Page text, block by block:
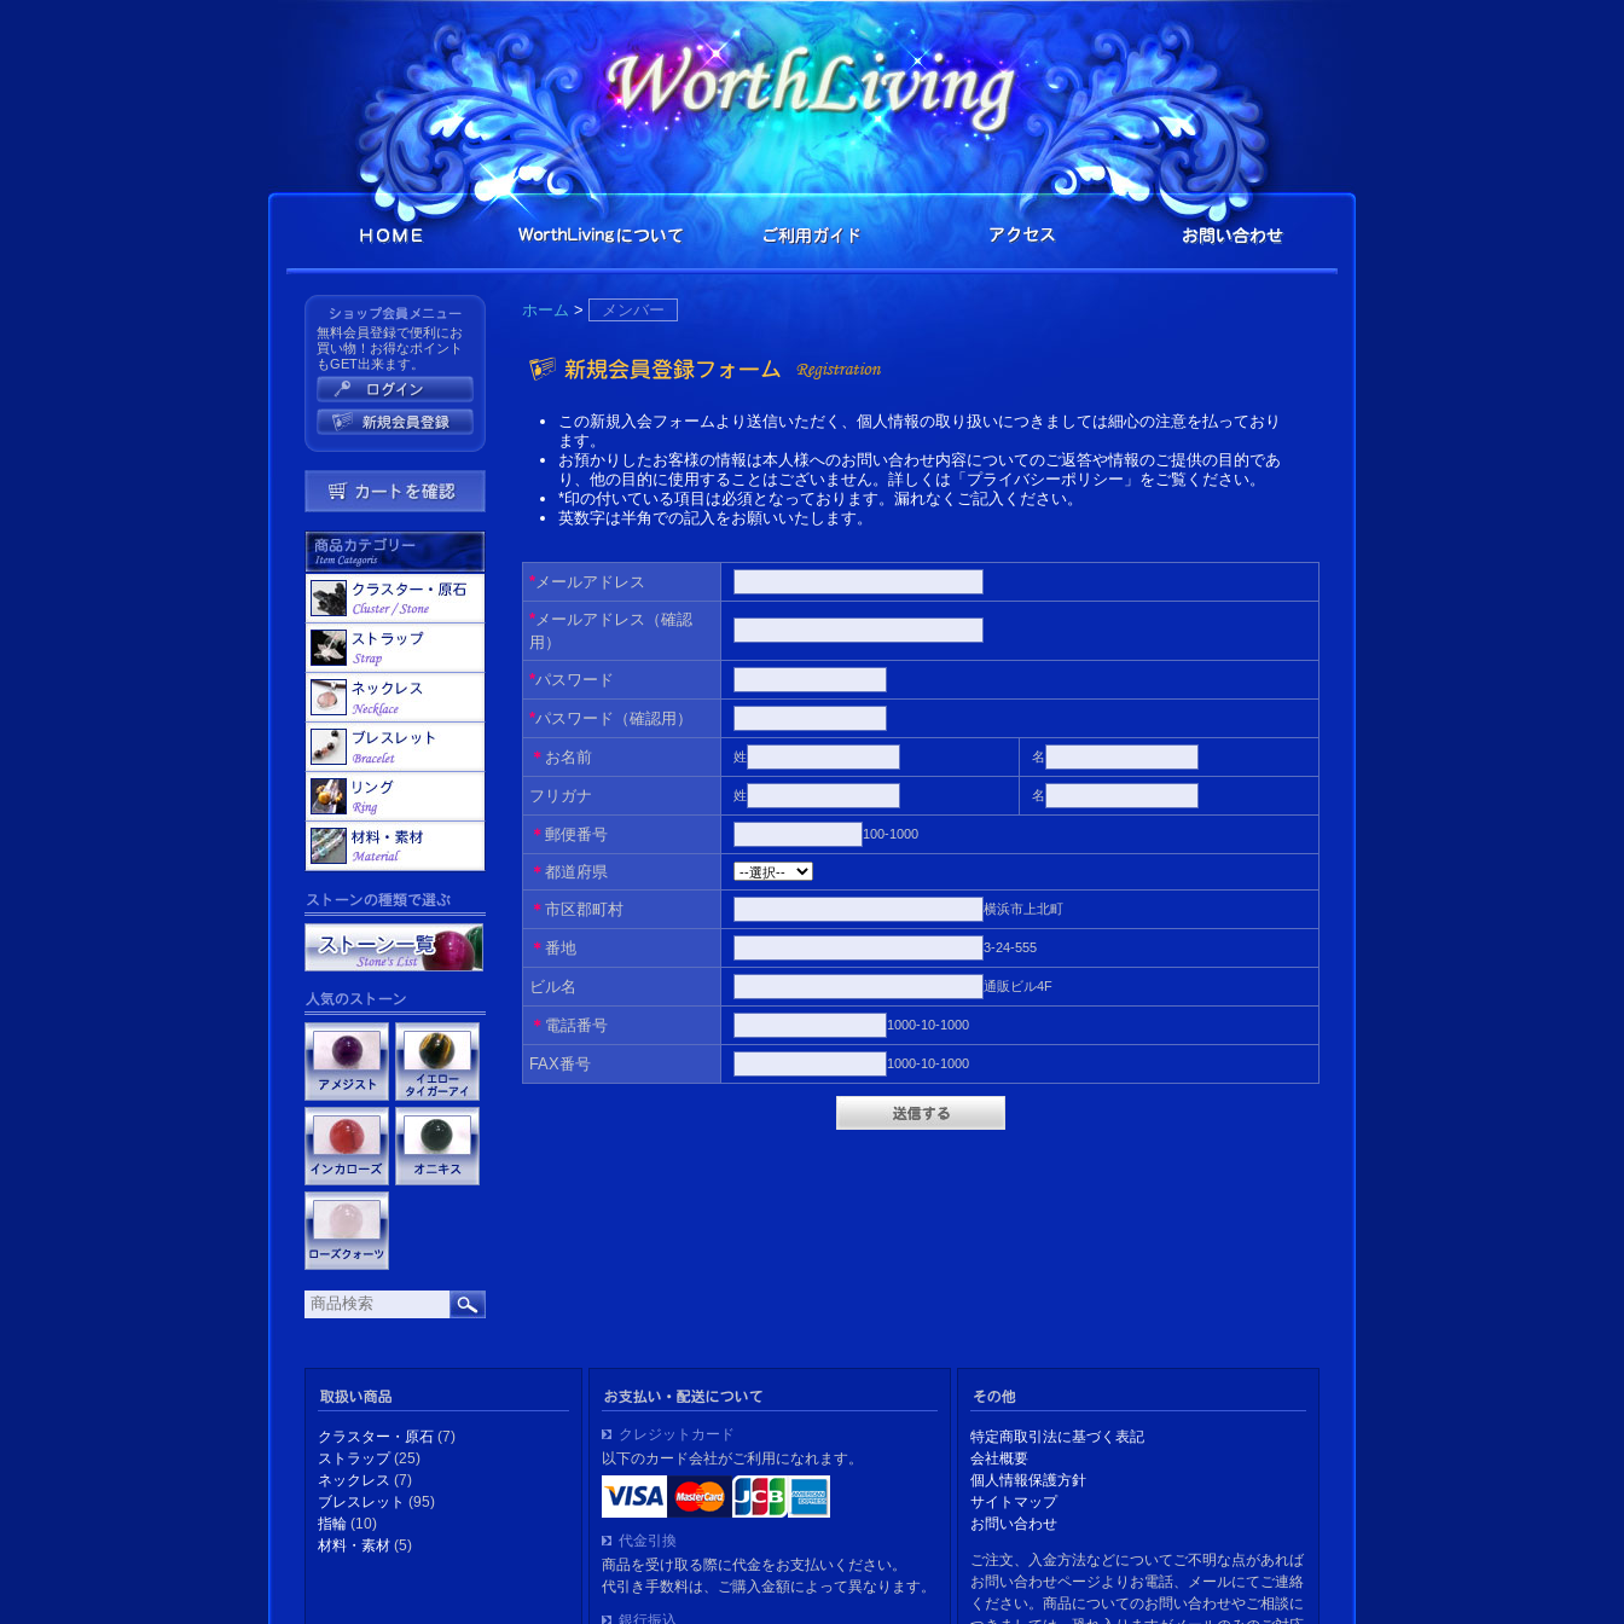
ホーム > メンバー
この新規入会フォームより送信いただく、個人情報の取り扱いにつきましては細心の注意を払っており
ます。
お預かりしたお客様の情報は本人様へのお問い合わせ内容についてのご返答や情報のご提供の目的であ
り、他の目的に使用することはございません。詳しくは「プライバシーポリシー」をご覧ください。
*印の付いている項目は必須となっております。漏れなくご記入ください。
英数字は半角での記入をお願いいたします。
*メールアドレス
*メールアドレス（確認
用）
*パスワード
*パスワード（確認用）
＊ お名前 姓 名
フリガナ 姓 名
＊ 郵便番号 100-1000
＊ 都道府県
＊ 市区郡町村 横浜市上北町
＊ 番地 3-24-555
ビル名 通販ビル4F
＊ 電話番号 1000-10-1000
FAX番号 1000-10-1000
無料会員登録で便利にお
買い物！お得なポイント
もGET出来ます。
クラスター・原石 (7)
ストラップ(25)
ネックレス (7)
ブレスレット (95)
指輪 (10)
材料・素材 (5)
クレジットカード
以下のカード会社がご利用になれます。
代金引換
商品を受け取る際に代金をお支払いください。
代引き手数料は、ご購入金額によって異なります。
銀行振込
特定商取引法に基づく表記
会社概要
個人情報保護方針
サイトマップ
お問い合わせ
ご注文、入金方法などについてご不明な点があれば
お問い合わせページよりお電話、メールにてご連絡
ください。商品についてのお問い合わせやご相談に